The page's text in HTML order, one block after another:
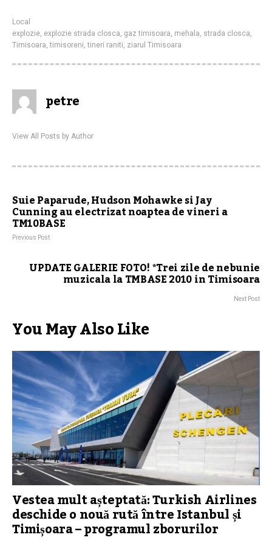
Local
explozie, explozie strada closca, gaz timisoara, mehala, strada closca,
Timisoara,timisoreni,tineri raniti, ziarul Timisoara
petre
View All Posts by Author
Suie Paparude, Hudson Mohawke si Jay
Cunning au electrizat noaptea de vineri a
TM10BASE
Previous Post
UPDATE GALERIE FOTO! *Trei zile de nebunie
muzicala la TMBASE 2010 in Timisoara
Next Post
You May Also Like
Vestea mult așteptată: Turkish Airlines
deschide o nouă rută între Istanbul și
Timișoara – programul zborurilor